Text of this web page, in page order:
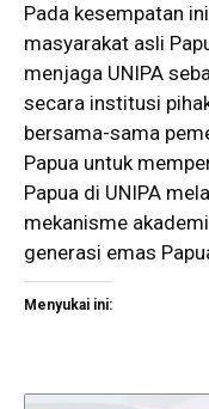
Pada kesempatan
masyarakat asli
menjaga UNIPA
secara institusi
bersama-sama
Papua untuk
Papua di UNIPA
mekanisme
generasi emas
Menyukai ini: